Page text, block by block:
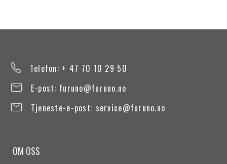
Telefon: + 47 70 10 29 50
E-post: furuno@furuno.no
Tjeneste-e-post: service@furuno.no
OM OSS